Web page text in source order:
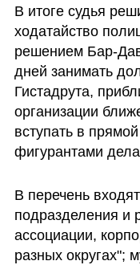
В итоге судья
ходатайство
решением Бар-
дней занимать
Гистадрута,
организации
вступать в
фигурантами
В перечень
подразделения и
ассоциации,
разных округах";